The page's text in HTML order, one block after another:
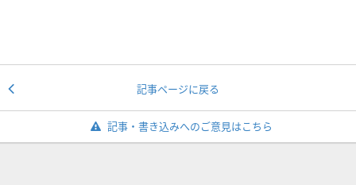
記事ページに戻る
記事・書き込みへのご意見はこちら